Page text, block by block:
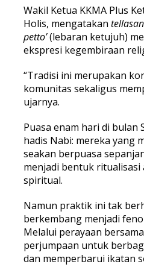
S
o
s
i
l
Wakil Ketua KKMA Plus
Holis, mengatakan
petto’(lebaran ketujuh)
ekspresi kegembiraan
“Tradisi ini merupakan
komunitas sekaligus
ujarnya.
Puasa enam hari di bulan
hadis Nabi: mereka yang
seakan berpuasa
menjadi bentuk
spiritual.
Namun praktik ini tak
berkembang menjadi
Melalui perayaan
perjumpaan untuk
dan memperbarui ikatan